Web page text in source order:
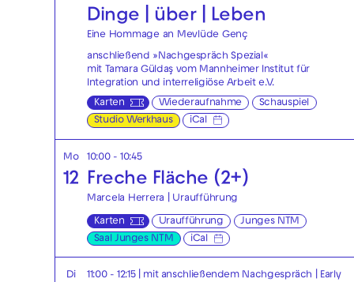
Dinge | über | Leben
Eine Hommage an Mevlüde Genç
anschließend »Nachgespräch Spezial«
mit Tamara Güldaş vom Mannheimer Institut für
Integration und interreligiöse Arbeit e.V.
Karten Wiederaufnahme
Schauspiel
Studio Werkhaus
iCal
Mo
12
10:00 - 10:45
Freche Fläche (2+)
Marcela Herrera | Uraufführung
Karten Uraufführung
Junges NTM
Saal Junges NTM
iCal
Di 11:00 - 12:15 | mit anschließendem Nachgespräch
Early